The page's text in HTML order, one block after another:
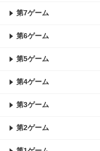
第7ゲーム
第6ゲーム
第5ゲーム
第4ゲーム
第3ゲーム
第2ゲーム